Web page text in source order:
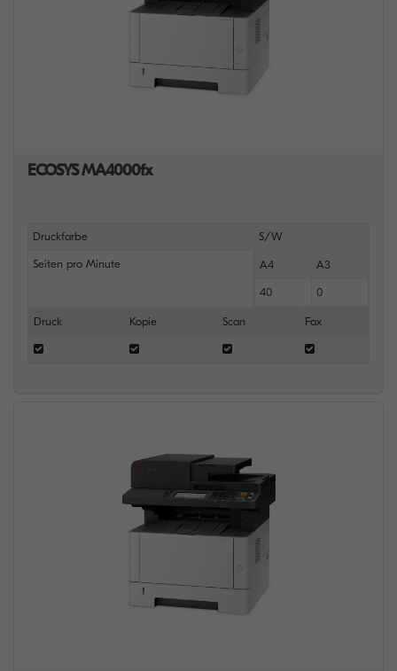
ECOSYS MA4000fx
Druckfarbe S/W
Seiten pro Minute A4 A3
40 0
Druck Kopie Scan Fax